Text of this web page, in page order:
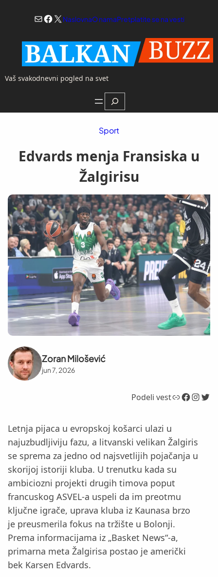
Mail
Facebook
X NaslovnaO namaPretplatite se na vesti
Vaš svakodnevni pogled na svet
Search
Sport
Edvards menja Fransiska u
Žalgirisu
Zoran Milošević
jun 7, 2026
Podeli vestLink Facebook InstagramTwitter
Letnja pijaca u evropskoj košarci ulazi u
najuzbudljiviju fazu, a litvanski velikan Žalgiris
se sprema za jedno od najsvetlijih pojačanja u
skorijoj istoriji kluba. U trenutku kada su
ambiciozni projekti drugih timova poput
francuskog ASVEL-a uspeli da im preotmu
ključne igrače, uprava kluba iz Kaunasa brzo
je preusmerila fokus na tržište u Bolonji.
Prema informacijama iz „Basket News“-a,
primarna meta Žalgirisa postao je američki
bek Karsen Edvards.